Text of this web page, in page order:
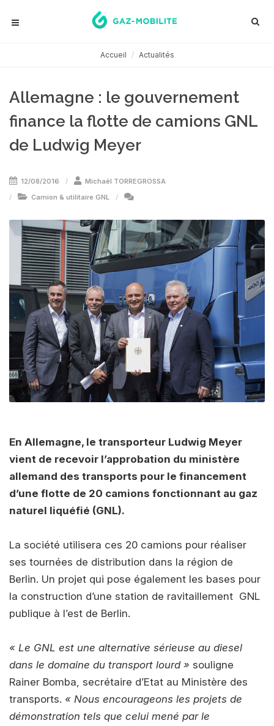
Accueil Actualités
Allemagne : le gouvernement
finance la flotte de camions GNL
de Ludwig Meyer
12/08/2016
Michaël TORREGROSSA
Camion & utilitaire GNL
En Allemagne, le transporteur Ludwig Meyer
vient de recevoir l’approbation du ministère
allemand des transports pour le financement
d’une flotte de 20 camions fonctionnant au gaz
naturel liquéfié (GNL).
La société utilisera ces 20 camions pour réaliser
ses tournées de distribution dans la région de
Berlin. Un projet qui pose également les bases pour
la construction d’une station de ravitaillement GNL
publique à l’est de Berlin.
« Le GNL est une alternative sérieuse au diesel
dans le domaine du transport lourd » souligne
Rainer Bomba, secrétaire d’Etat au Ministère des
transports. « Nous encourageons les projets de
démonstration tels que celui mené par le